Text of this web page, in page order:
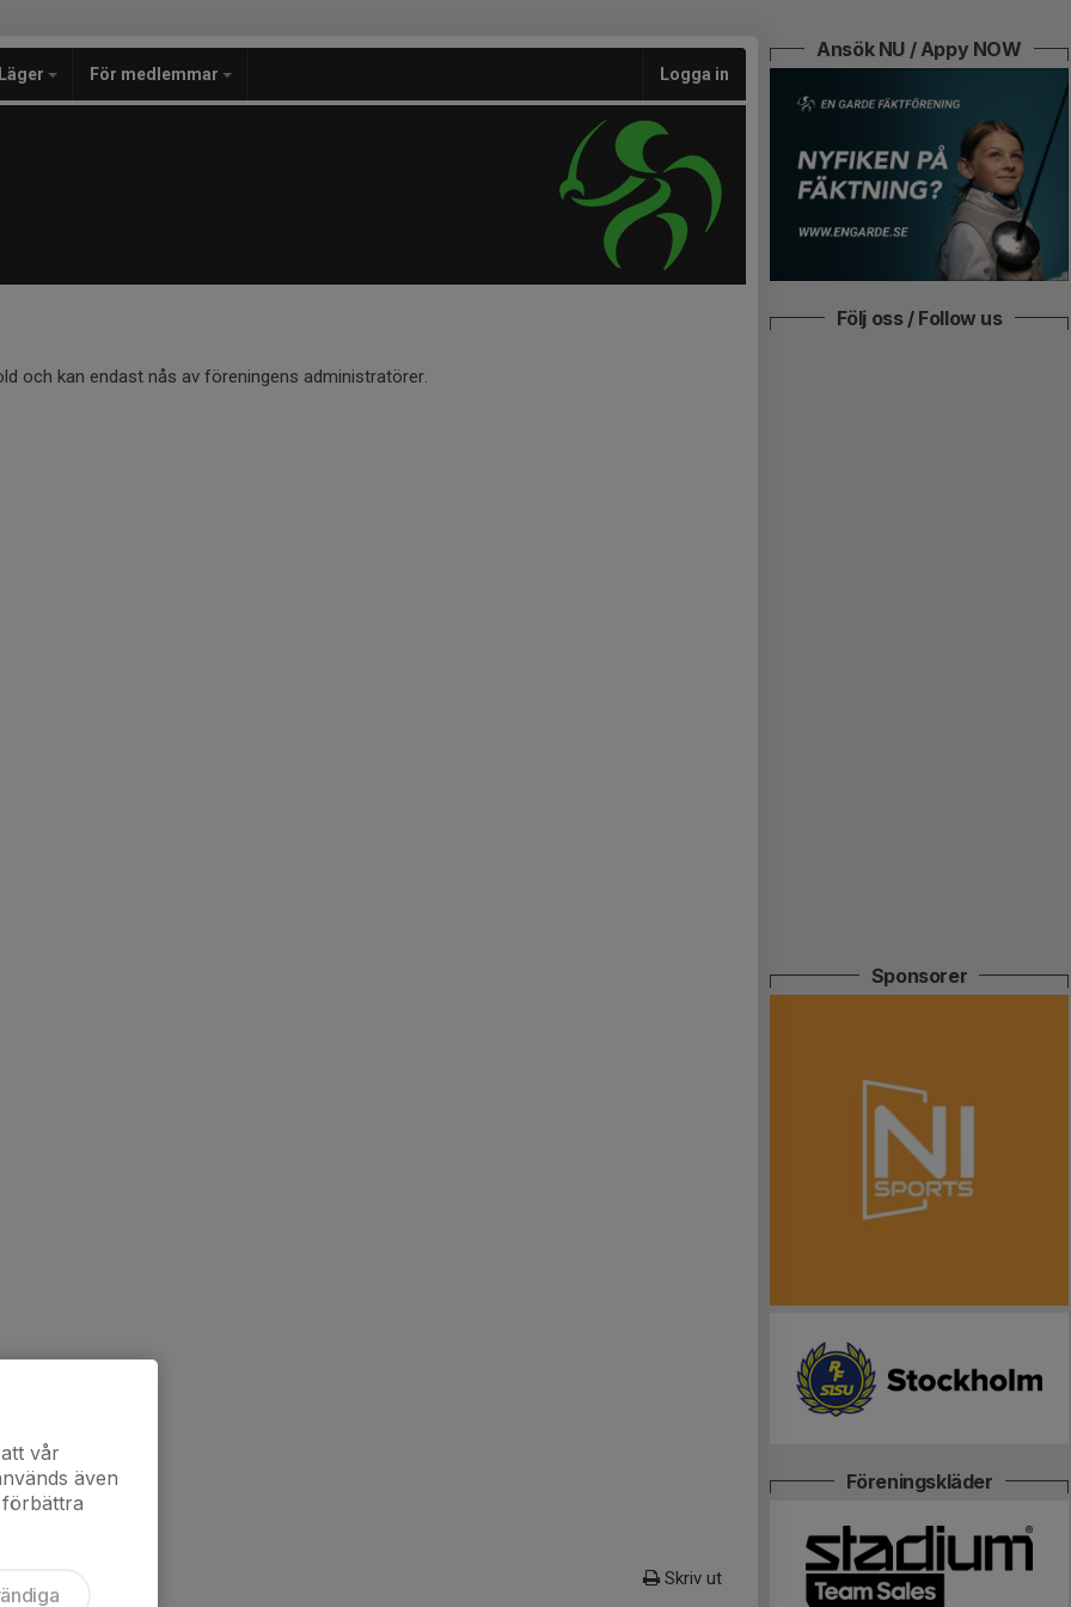
Läger För medlemmar Logga in
och kan endast nås av föreningens administratörer.
Skriv ut
Ansök NU / Appy NOW
Följ oss / Follow us
Sponsorer
Föreningskläder
vår
även